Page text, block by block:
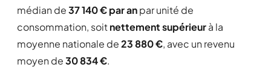
médian de37 140 € par anpar unité de
consommation, soitnettement supérieurà la
moyenne nationale de23 880 €, avec un revenu
moyen de30 834 €.